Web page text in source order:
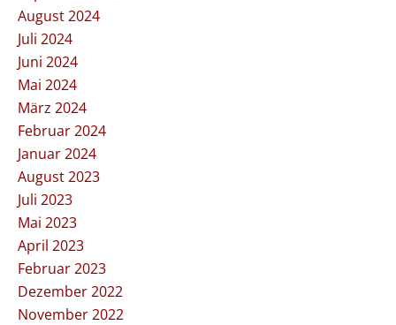
August 2024
Juli 2024
Juni 2024
Mai 2024
März 2024
Februar 2024
Januar 2024
August 2023
Juli 2023
Mai 2023
April 2023
Februar 2023
Dezember 2022
November 2022